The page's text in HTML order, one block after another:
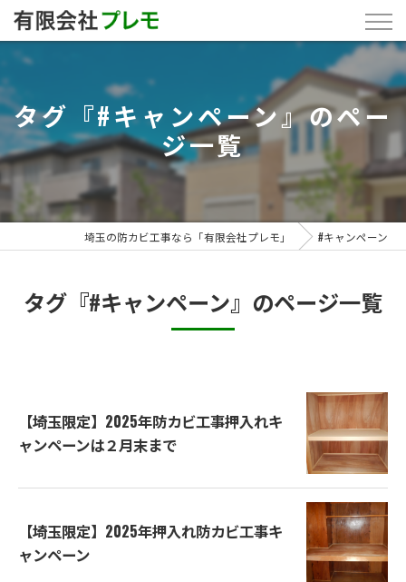
タグ『#キャンペーン』のペー
ジ一覧
埼玉の防カビ工事なら「有限会社プレモ」 #キャンペーン
タグ『#キャンペーン』のページ一覧
【埼玉限定】2025年防カビ工事押入れキ
ャンペーンは２月末まで
【埼玉限定】2025年押入れ防カビ工事キ
ャンペーン